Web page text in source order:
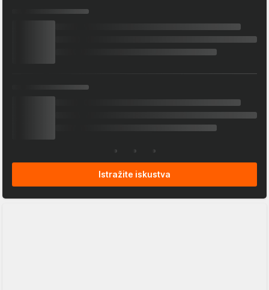
Istražite iskustva